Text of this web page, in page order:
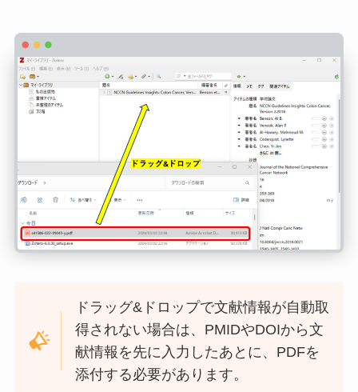
ドラッグ&ドロップで文献情報が自動取
得されない場合は、PMIDやDOIから文
献情報を先に入力したあとに、PDFを
添付する必要があります。